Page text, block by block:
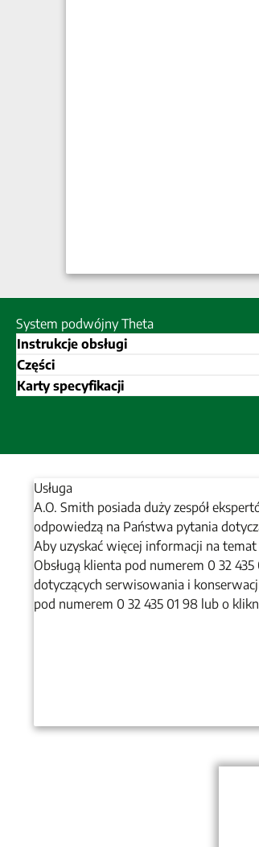
System podwójny Theta
Instrukcje obsługi
Części
Karty specyfikacji
Usługa
A.O. Smith posiada duży zespół
odpowiedzą na Państwa pytania
Aby uzyskać więcej informacji na
Obsługą klienta pod numerem 0 32
dotyczących serwisowania i
pod numerem 0 32 435 01 98 lub o